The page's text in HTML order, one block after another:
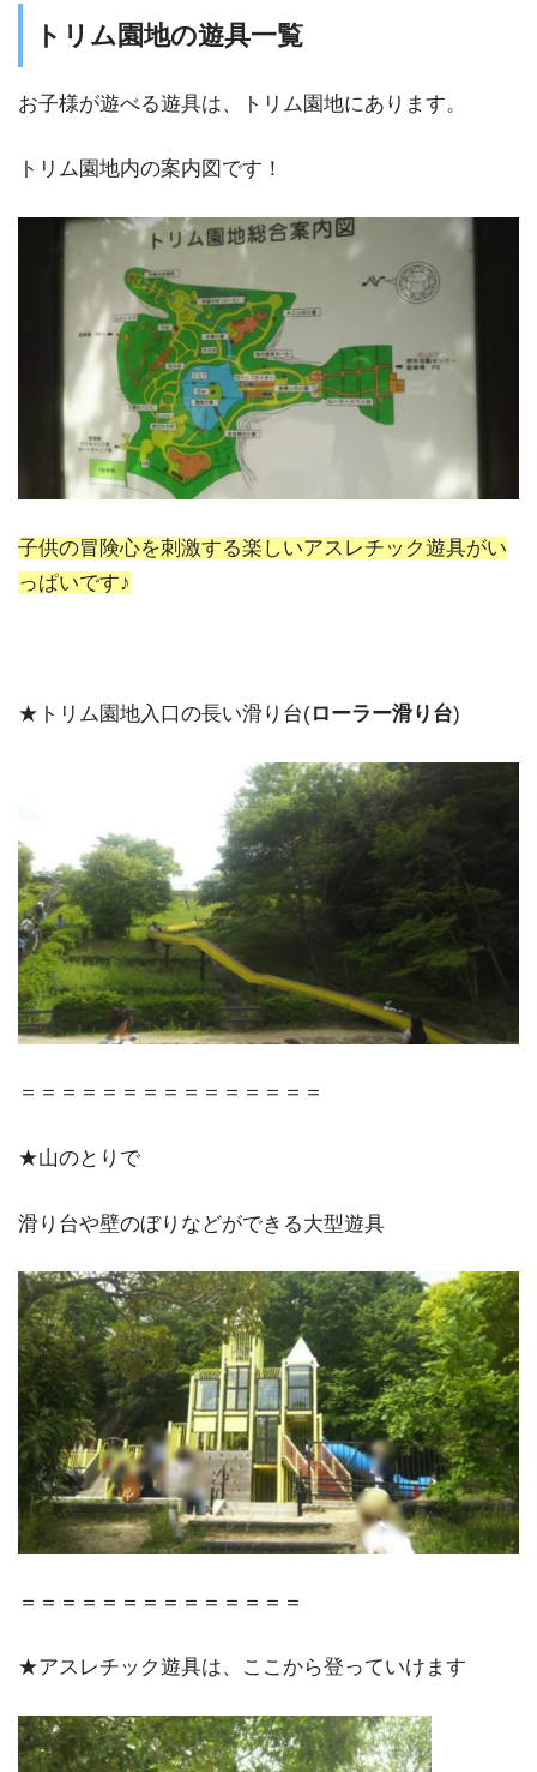
トリム園地の遊具⼀覧
お子様が遊べる遊具は、トリム園地にあります。
トリム園地内の案内図です！
子供の冒険心を刺激する楽しいアスレチック遊具がい
っぱいです♪
★トリム園地入口の長い滑り台(ローラー滑り台)
＝＝＝＝＝＝＝＝＝＝＝＝＝＝＝
★山のとりで
滑り台や壁のぼりなどができる大型遊具
＝＝＝＝＝＝＝＝＝＝＝＝＝＝
★アスレチック遊具は、ここから登っていけます